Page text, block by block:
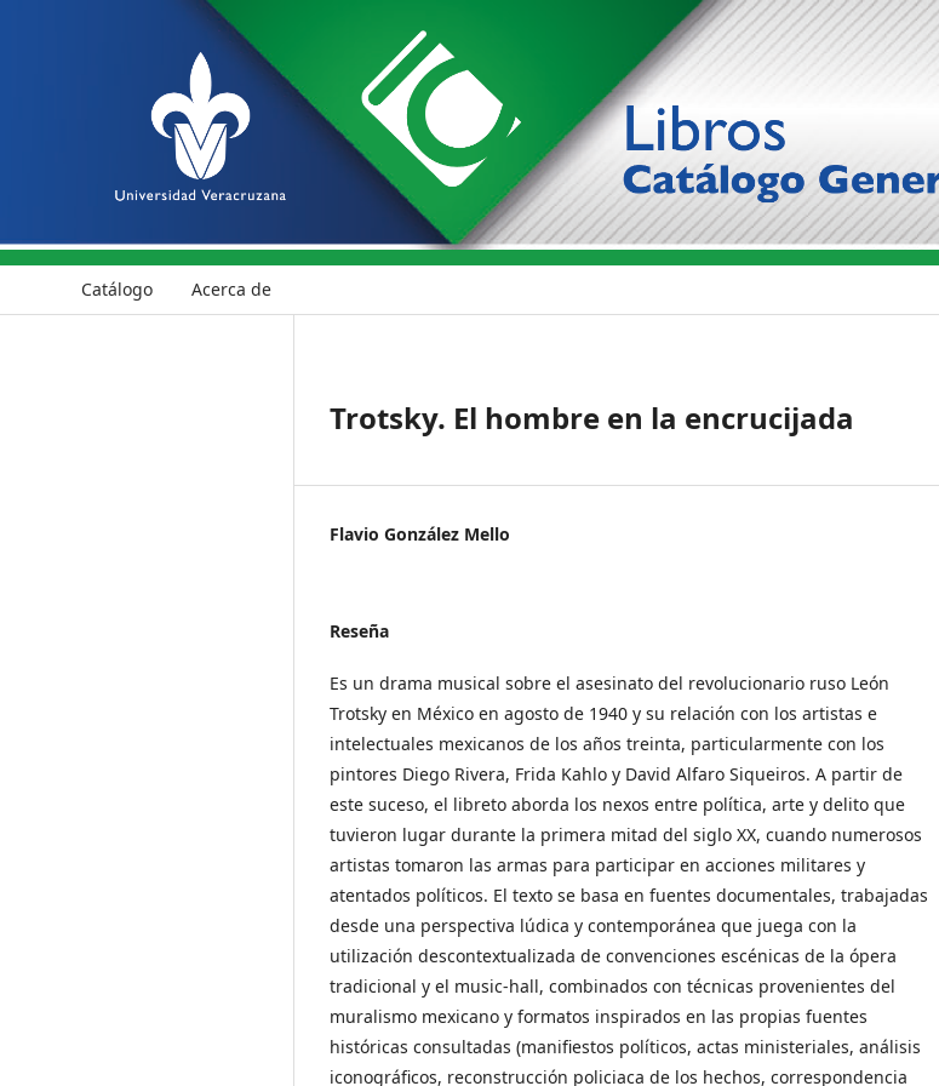
Catálogo Acerca de
Trotsky. El hombre en la encrucijada
Flavio González Mello
Reseña
Es un drama musical sobre el asesinato del revolucionario ruso León
Trotsky en México en agosto de 1940 y su relación con los artistas e
intelectuales mexicanos de los años treinta, particularmente con los
pintores Diego Rivera, Frida Kahlo y David Alfaro Siqueiros. A partir de
este suceso, el libreto aborda los nexos entre política, arte y delito que
tuvieron lugar durante la primera mitad del siglo XX, cuando numerosos
artistas tomaron las armas para participar en acciones militares y
atentados políticos. El texto se basa en fuentes documentales, trabajadas
desde una perspectiva lúdica y contemporánea que juega con la
utilización descontextualizada de convenciones escénicas de la ópera
tradicional y el music-hall, combinados con técnicas provenientes del
muralismo mexicano y formatos inspirados en las propias fuentes
históricas consultadas (manifiestos políticos, actas ministeriales, análisis
iconográficos, reconstrucción policiaca de los hechos, correspondencia